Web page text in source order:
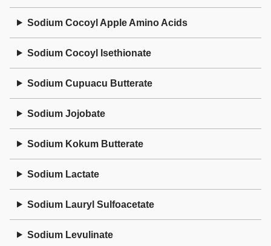
Sodium Cocoyl Apple Amino Acids
Sodium Cocoyl Isethionate
Sodium Cupuacu Butterate
Sodium Jojobate
Sodium Kokum Butterate
Sodium Lactate
Sodium Lauryl Sulfoacetate
Sodium Levulinate